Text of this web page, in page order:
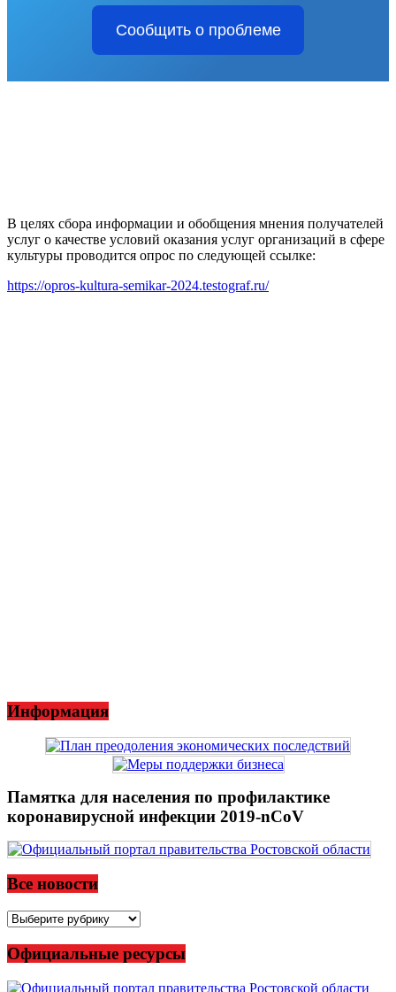
Сообщить о проблеме
В целях сбора информации и обобщения мнения получателей
услуг о качестве условий оказания услуг организаций в сфере
культуры проводится опрос по следующей ссылке:
https://opros-kultura-semikar-2024.testograf.ru/
Информация
Памятка для населения по профилактике
коронавирусной инфекции 2019-nCoV
Все новости
Все
Официальные ресурсы